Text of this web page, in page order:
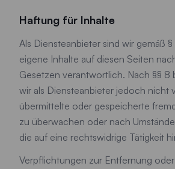
Haftung für Inhalte
Als Diensteanbieter sind wir gemäß
eigene Inhalte auf diesen Seiten
Gesetzen verantwortlich. Nach §§ 8
wir als Diensteanbieter jedoch nicht
übermittelte oder gespeicherte
zu überwachen oder nach
die auf eine rechtswidrige Tätigkeit
Verpflichtungen zur Entfernung